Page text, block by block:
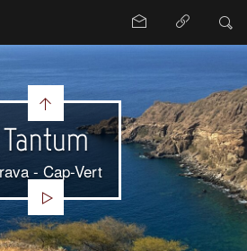
Tantum
- Cap-Vert